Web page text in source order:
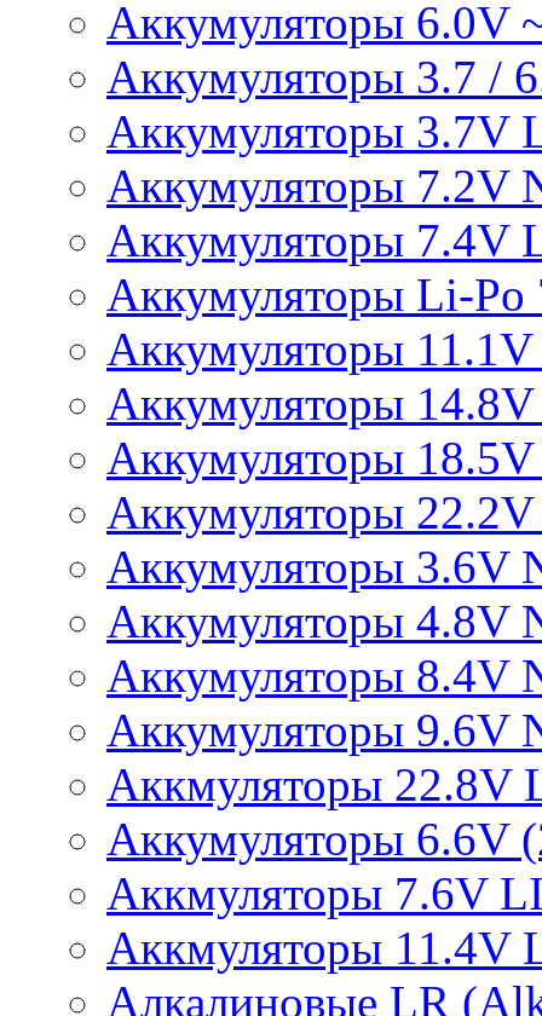
Аккумуляторы 6.0V
Аккумуляторы 3.7 /
Аккумуляторы 3.7V
Аккумуляторы 7.2V
Аккумуляторы 7.4V
Аккумуляторы Li-Po
Аккумуляторы
Аккумуляторы
Аккумуляторы
Аккумуляторы
Аккумуляторы 3.6V
Аккумуляторы 4.8V
Аккумуляторы 8.4V
Аккумуляторы 9.6V
Аккмуляторы 22.8V
Аккумуляторы 6.6V
Аккмуляторы 7.6V
Аккмуляторы 11.4V
Алкалиновые LR